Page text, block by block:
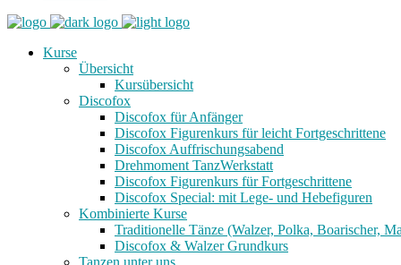
Kurse
Übersicht
Kursübersicht
Discofox
Discofox für Anfänger
Discofox Figurenkurs für leicht Fortgeschrittene
Discofox Auffrischungsabend
Drehmoment TanzWerkstatt
Discofox Figurenkurs für Fortgeschrittene
Discofox Special: mit Lege- und Hebefiguren
Kombinierte Kurse
Traditionelle Tänze (Walzer, Polka, Boarischer,
Discofox & Walzer Grundkurs
Tanzen unter uns